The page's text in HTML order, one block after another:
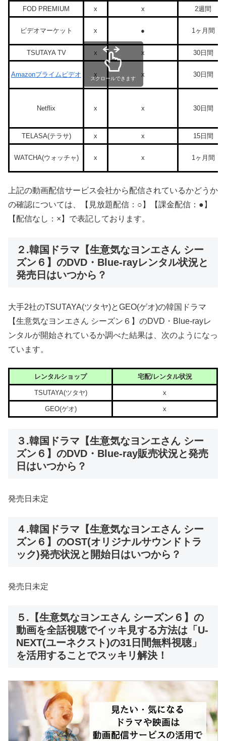
FOD PREMIUM x x 2週間
ビデオマーケット x ● 1ヶ月間
TSUTAYA TV x x 30日間
Amazonプライムビデオ x x 30日間
Netflix x x 30日間
TELASA(テラサ) x x 15日間
WATCHA(ウォッチャ) x x 1ヶ月間
スクロールできます
上記の動画配信サービス会社から配信されているかどうか
の確認については、【見放題配信：○】【課金配信：●】
【配信なし：×】で表記しております。
２.韓国ドラマ【生意気なヨンエさん シー
ズン６】のDVD・Blue-rayレンタル状況と
発売日はいつから？
大手2社のTSUTAYA(ツタヤ)とGEO(ゲオ)の韓国ドラマ
【生意気なヨンエさん シーズン６】のDVD・Blue-rayレ
ンタルが開始されているか調べた結果は、次のようになっ
ています。
レンタルショップ 宅配/レンタル状況
TSUTAYA(ツタヤ) x
GEO(ゲオ) x
３.韓国ドラマ【生意気なヨンエさん シー
ズン６】のDVD・Blue-ray販売状況と発売
日はいつから？
発売日未定
４.韓国ドラマ【生意気なヨンエさん シー
ズン６】のOST(オリジナルサウンドトラ
ック)発売状況と開始日はいつから？
発売日未定
５.【生意気なヨンエさん シーズン６】の
動画を全話視聴でイッキ見する方法は「U-
NEXT(ユーネクスト)の31日間無料視聴」
を活用することでスッキリ解決！